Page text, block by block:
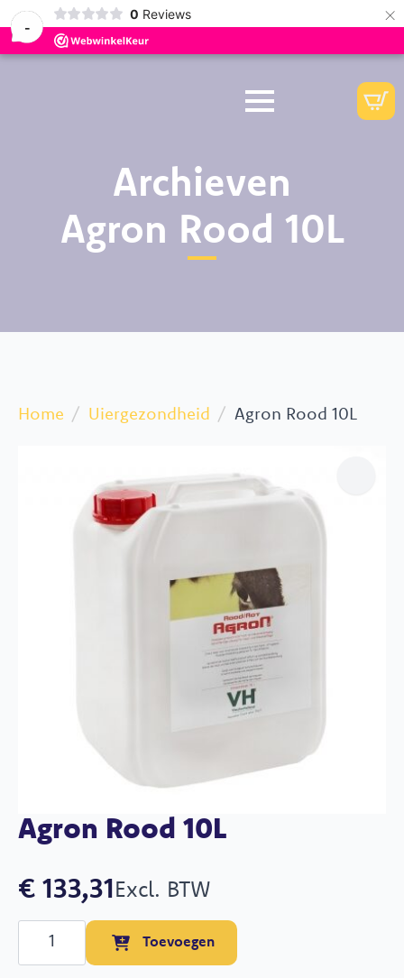
-
0 Reviews ×
Archieven
Agron Rood 10L
Home Uiergezondheid Agron Rood 10L
Agron Rood 10L
€ 133,31 Excl. BTW
Agron
Rood
10L
Toevoegen